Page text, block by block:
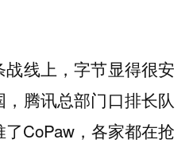
线上，字节显得很安
腾讯总部门口排长队
CoPaw，各家都在抢